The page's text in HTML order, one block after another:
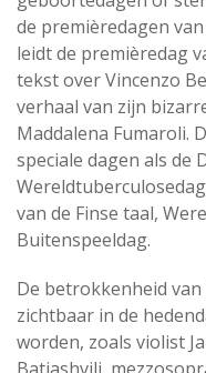
de premièredagen
leidt de premièredag
tekst over Vincenzo
verhaal van zijn
Maddalena Fumaroli.
speciale dagen als de
van de Finse taal,
Buitenspeeldag.
De betrokkenheid
zichtbaar in de
worden, zoals violist